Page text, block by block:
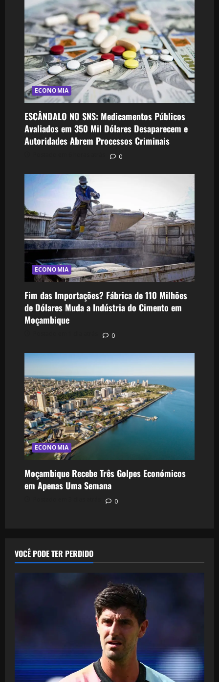
ECONOMIA
ESCÂNDALO NO SNS: Medicamentos Públicos
Avaliados em 350 Mil Dólares Desaparecem e
Autoridades Abrem Processos Criminais
0
ECONOMIA
Fim das Importações? Fábrica de 110 Milhões
de Dólares Muda a Indústria do Cimento em
Moçambique
0
ECONOMIA
Moçambique Recebe Três Golpes Económicos
em Apenas Uma Semana
0
VOCÊ PODE TER PERDIDO